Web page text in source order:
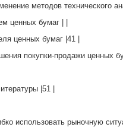
методов технического
ценных бумаг | |
ценных бумаг |41 |
покупки-продажи ценных
|51 |
использовать рыночную